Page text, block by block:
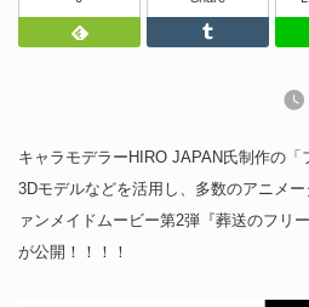
Feedly
キャラモデラーHIRO JAPAN氏制作の
3Dモデルなどを活用し、多数のアニメ
ァンメイドムービー第2弾『葬送のフリ
が公開！！！！